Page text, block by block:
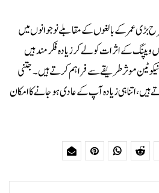
بڑی عمر کے بالغوں کے مقابلے نوجوانوں میں
ویپنگ کے اثرات کو لے کر زیادہ فکر مند ہیں
نیکوٹین موثر طریقے سے فراہم کرتے ہیں۔ جتنی
اتنا ہی زیادہ آپ کے عادی ہوجانے کا امکان